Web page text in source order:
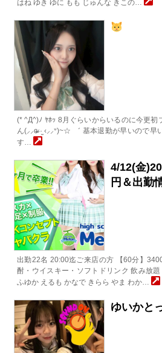
はね ゆき ゆに もも じゅんな きこの…
(* ^Д^)ﾉ ﾔﾎｯ 8月ぐらいからいるのに今更初
ん(⸝⸝ɞ̴̶̷ ·̫ ‹⸝⸝ᐡ)~☆ ゛ 基本退勤が早いので早
す…
4/12(金
円＆出勤
出勤22名 20:00迄ご来店の方 【60分】
酎・ウイスキー・ソフトドリンク 飲み放
ふゆか えるも かなで きらら やま わか…
ゆいかと